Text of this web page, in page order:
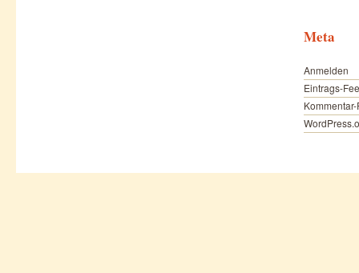
Meta
Anmelden
Eintrags-